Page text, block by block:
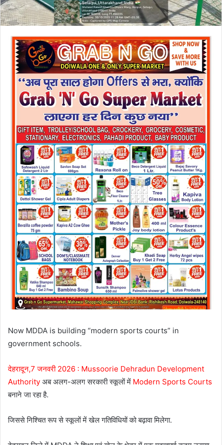
Now MDDA is building “modern sports courts” in
government schools.
देहरादून,7 जनवरी 2026 : Mussoorie Dehradun Development
Authority अब अलग-अलग सरकारी स्कूलों में Modern Sports Courts
बनाने जा रहा है.
जिससे निश्चित रूप से स्कूलों में खेल गतिविधियों को बढ़ावा मिलेगा.